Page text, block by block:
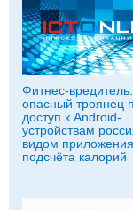
Фитнес-вредитель:
опасный троянец
доступ к Android-
устройствам
видом
подсчёта калорий